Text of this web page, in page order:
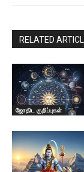
RELATED
ஜோதிட குறிப்புகள்